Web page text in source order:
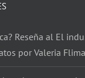
Reseña al El
por Valeria